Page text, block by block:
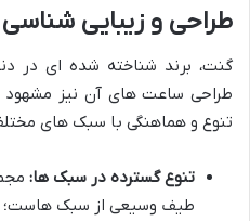
طراحی و زیبایی شناسی
گنت، برند شناخته شده ای در
طراحی ساعت های آن نیز
تنوع و هماهنگی با سبک های
تنوع گسترده در سبک ها:
طیف وسیعی از سبک هاست؛